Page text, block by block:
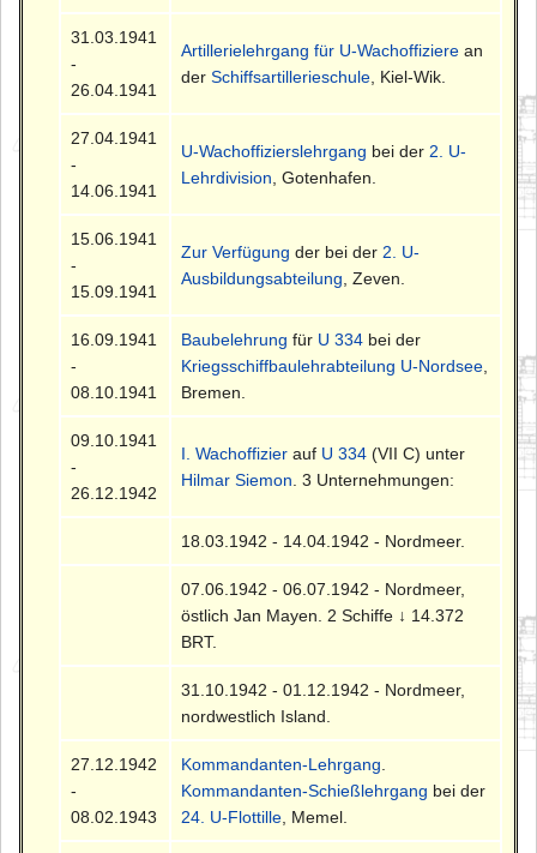
31.03.1941
-
26.04.1941
Artillerielehrgang für U-Wachoffiziere an
derSchiffsartillerieschule , Kiel-Wik.
27.04.1941
-
14.06.1941
U-Wachoffizierslehrgang bei der 2. U-
Lehrdivision , Gotenhafen.
15.06.1941
-
15.09.1941
Zur Verfügung der bei der 2. U-
Ausbildungsabteilung , Zeven.
16.09.1941
-
08.10.1941
Baubelehrung für U 334 bei der
Kriegsschiffbaulehrabteilung U-Nordsee
Bremen.
09.10.1941
-
26.12.1942
I. Wachoffizier auf U 334 (VII C) unter
Hilmar Siemon . 3 Unternehmungen:
18.03.1942 - 14.04.1942 - Nordmeer.
07.06.1942 - 06.07.1942 - Nordmeer,
östlich Jan Mayen. 2 Schiffe ↓ 14.372
BRT.
31.10.1942 - 01.12.1942 - Nordmeer,
nordwestlich Island.
27.12.1942
-
08.02.1943
Kommandanten-Lehrgang
Kommandanten-Schießlehrgang bei der
24. U-Flottille , Memel.